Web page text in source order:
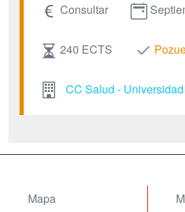
Consultar
240 ECTS
CC Salud -
Mapa